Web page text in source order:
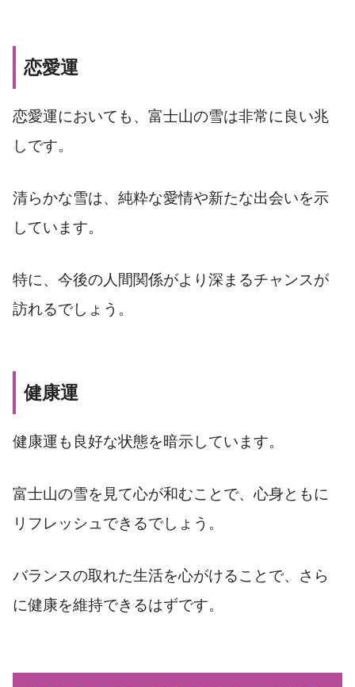
恋愛運
恋愛運においても、富士山の雪は非常に良い兆
しです。
清らかな雪は、純粋な愛情や新たな出会いを示
しています。
特に、今後の人間関係がより深まるチャンスが
訪れるでしょう。
健康運
健康運も良好な状態を暗示しています。
富士山の雪を見て心が和むことで、心身ともに
リフレッシュできるでしょう。
バランスの取れた生活を心がけることで、さら
に健康を維持できるはずです。